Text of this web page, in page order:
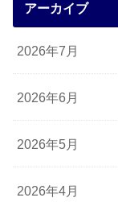
アーカイブ
2026年7月
2026年6月
2026年5月
2026年4月